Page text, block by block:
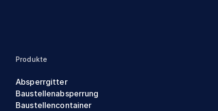
Produkte
Absperrgitter
Baustellenabsperrung
Baustellencontainer